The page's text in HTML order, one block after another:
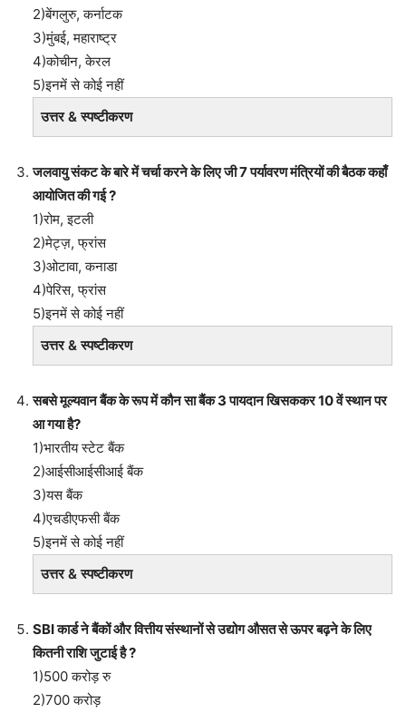
2)बेंगलुरु, कर्नाटक
3)मुंबई, महाराष्ट्र
4)कोचीन, केरल
5)इनमें से कोई नहीं
उत्तर & स्पष्टीकरण
जलवायु संकट के बारे में चर्चा करने के लिए जी 7 पर्यावरण मंत्रियों की बैठक कहाँ
आयोजित की गई ?
1)रोम, इटली
2)मेट्ज़, फ्रांस
3)ओटावा, कनाडा
4)पेरिस, फ्रांस
5)इनमें से कोई नहीं
उत्तर & स्पष्टीकरण
सबसे मूल्यवान बैंक के रूप में कौन सा बैंक 3 पायदान खिसककर 10 वें स्थान पर
आ गया है?
1)भारतीय स्टेट बैंक
2)आईसीआईसीआई बैंक
3)यस बैंक
4)एचडीएफसी बैंक
5)इनमें से कोई नहीं
उत्तर & स्पष्टीकरण
SBI कार्ड ने बैंकों और वित्तीय संस्थानों से उद्योग औसत से ऊपर बढ़ने के लिए
कितनी राशि जुटाई है ?
1)500 करोड़ रु
2)700 करोड़